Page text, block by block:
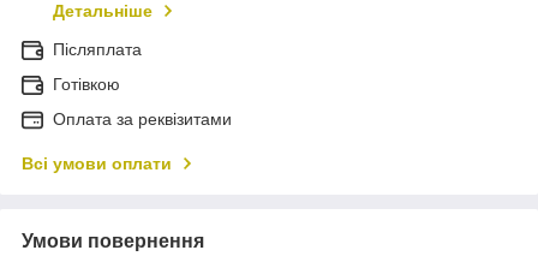
Детальніше
Післяплата
Готівкою
Оплата за реквізитами
Всі умови оплати
Умови повернення